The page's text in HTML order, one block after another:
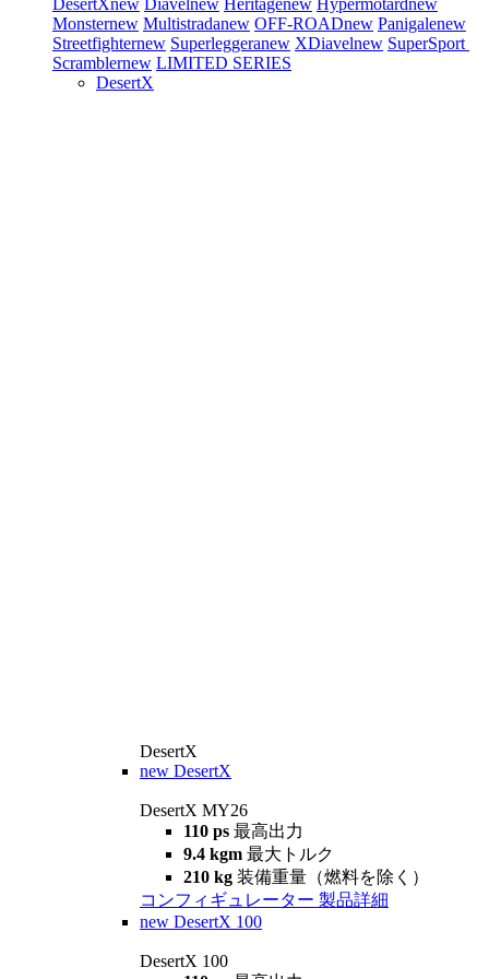
DesertXnew Diavelnew Heritagenew Hypermotardnew
Monsternew Multistradanew OFF-ROADnew Panigalenew
Streetfighternew Superleggeranew XDiavelnew SuperSport
Scramblernew LIMITED SERIES
DesertX
DesertX
new DesertX
DesertX MY26
110 ps 最高出力
9.4 kgm 最大トルク
210 kg 装備重量（燃料を除く）
コンフィギュレーター 製品詳細
new DesertX 100
DesertX 100